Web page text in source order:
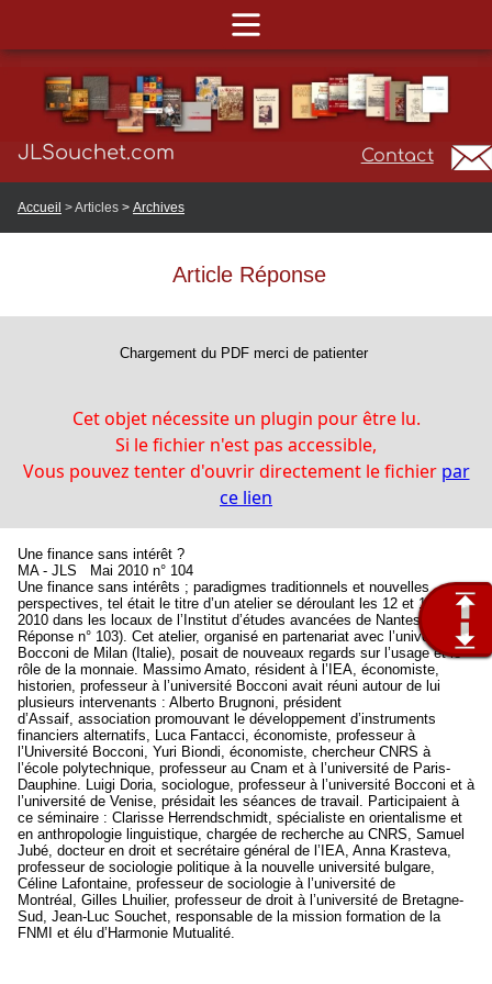
JLSouchet.com Contact
Accueil > Articles > Archives
Article Réponse
Chargement du PDF merci de patienter
Cet objet nécessite un plugin pour être lu.
Si le fichier n'est pas accessible,
Vous pouvez tenter d'ouvrir directement le fichier par
ce lien
Une finance sans intérêt ?
MA - JLS Mai 2010 n° 104
Une finance sans intérêts ; paradigmes traditionnels et nouvelles
perspectives, tel était le titre d’un atelier se déroulant les 12 et 13 mars
2010 dans les locaux de l’Institut d’études avancées de Nantes (voir
Réponse n° 103). Cet atelier, organisé en partenariat avec l’université
Bocconi de Milan (Italie), posait de nouveaux regards sur l’usage et le
rôle de la monnaie. Massimo Amato, résident à l’IEA, économiste,
historien, professeur à l’université Bocconi avait réuni autour de lui
plusieurs intervenants : Alberto Brugnoni, président
d’Assaif, association promouvant le développement d’instruments
financiers alternatifs, Luca Fantacci, économiste, professeur à
l’Université Bocconi, Yuri Biondi, économiste, chercheur CNRS à
l’école polytechnique, professeur au Cnam et à l’université de Paris-
Dauphine. Luigi Doria, sociologue, professeur à l’université Bocconi et à
l’université de Venise, présidait les séances de travail. Participaient à
ce séminaire : Clarisse Herrendschmidt, spécialiste en orientalisme et
en anthropologie linguistique, chargée de recherche au CNRS, Samuel
Jubé, docteur en droit et secrétaire général de l’IEA, Anna Krasteva,
professeur de sociologie politique à la nouvelle université bulgare,
Céline Lafontaine, professeur de sociologie à l’université de
Montréal, Gilles Lhuilier, professeur de droit à l’université de Bretagne-
Sud, Jean-Luc Souchet, responsable de la mission formation de la
FNMI et élu d’Harmonie Mutualité.